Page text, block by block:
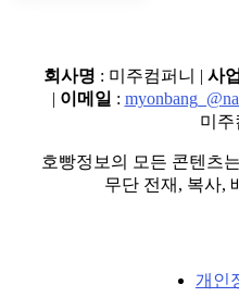
회사명 : 미주컴퍼니 | 사
| 이메일 :
미주
호빵정보의 모든 콘텐츠
무단 전재, 복사,
개인